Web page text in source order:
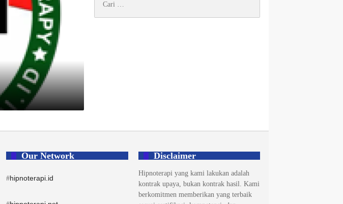
untuk:
Our Network
#hipnoterapi.id
Disclaimer
Hipnoterapi yang kami lakukan adalah
kontrak upaya, bukan kontrak hasil. Kami
berkomitmen memberikan yang terbaik